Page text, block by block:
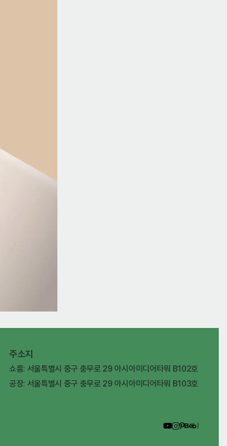
주소지
쇼룸: 서울특별시 중구 충무로 29 아시아미디어타워 B102호
공장: 서울특별시 중구 충무로 29 아시아미디어타워 B103호